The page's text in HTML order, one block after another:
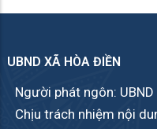
UBND XÃ HÒA ĐIỀN
Người phát ngôn:
Chịu trách nhiệm nội